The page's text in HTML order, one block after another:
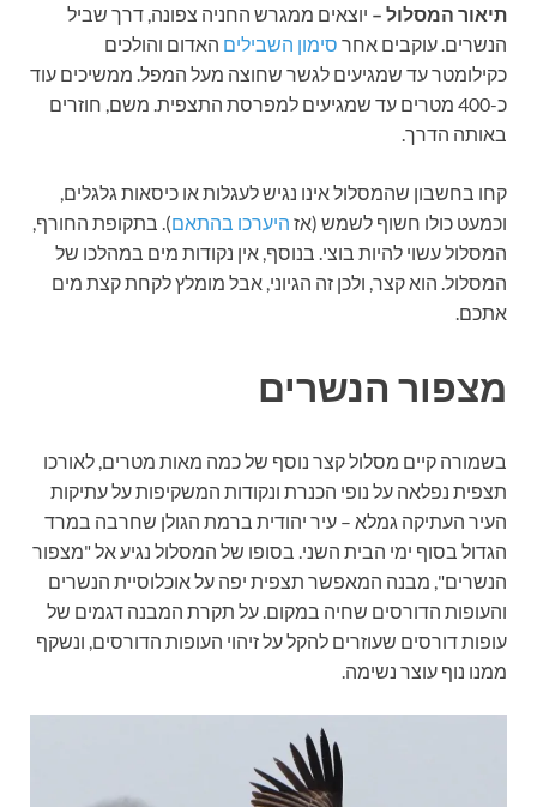
תיאור המסלול – יוצאים ממגרש החניה צפונה, דרך שביל
הנשרים. עוקבים אחר סימון השבילים האדום והולכים
כקילומטר עד שמגיעים לגשר שחוצה מעל המפל. ממשיכים עוד
כ-400 מטרים עד שמגיעים למפרסת התצפית. משם, חוזרים
באותה הדרך.
קחו בחשבון שהמסלול אינו נגיש לעגלות או כיסאות גלגלים,
וכמעט כולו חשוף לשמש (אז היערכו בהתאם). בתקופת החורף,
המסלול עשוי להיות בוצי. בנוסף, אין נקודות מים במהלכו של
המסלול. הוא קצר, ולכן זה הגיוני, אבל מומלץ לקחת קצת מים
אתכם.
מצפור הנשרים
בשמורה קיים מסלול קצר נוסף של כמה מאות מטרים, לאורכו
תצפית נפלאה על נופי הכנרת ונקודות המשקיפות על עתיקות
העיר העתיקה גמלא – עיר יהודית ברמת הגולן שחרבה במרד
הגדול בסוף ימי הבית השני. בסופו של המסלול נגיע אל "מצפור
הנשרים", מבנה המאפשר תצפית יפה על אוכלוסיית הנשרים
והעופות הדורסים שחיה במקום. על תקרת המבנה דגמים של
עופות דורסים שעוזרים להקל על זיהוי העופות הדורסים, ונשקף
ממנו נוף עוצר נשימה.